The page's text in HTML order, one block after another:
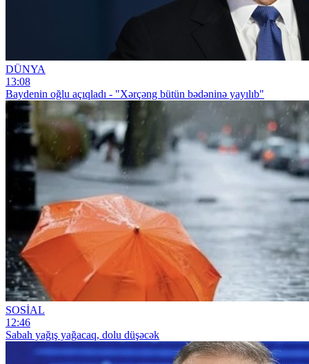
DÜNYA
13:08
Baydenin oğlu açıqladı - "Xərçəng bütün bədəninə yayılıb"
SOSİAL
12:46
Sabah yağış yağacaq, dolu düşəcək